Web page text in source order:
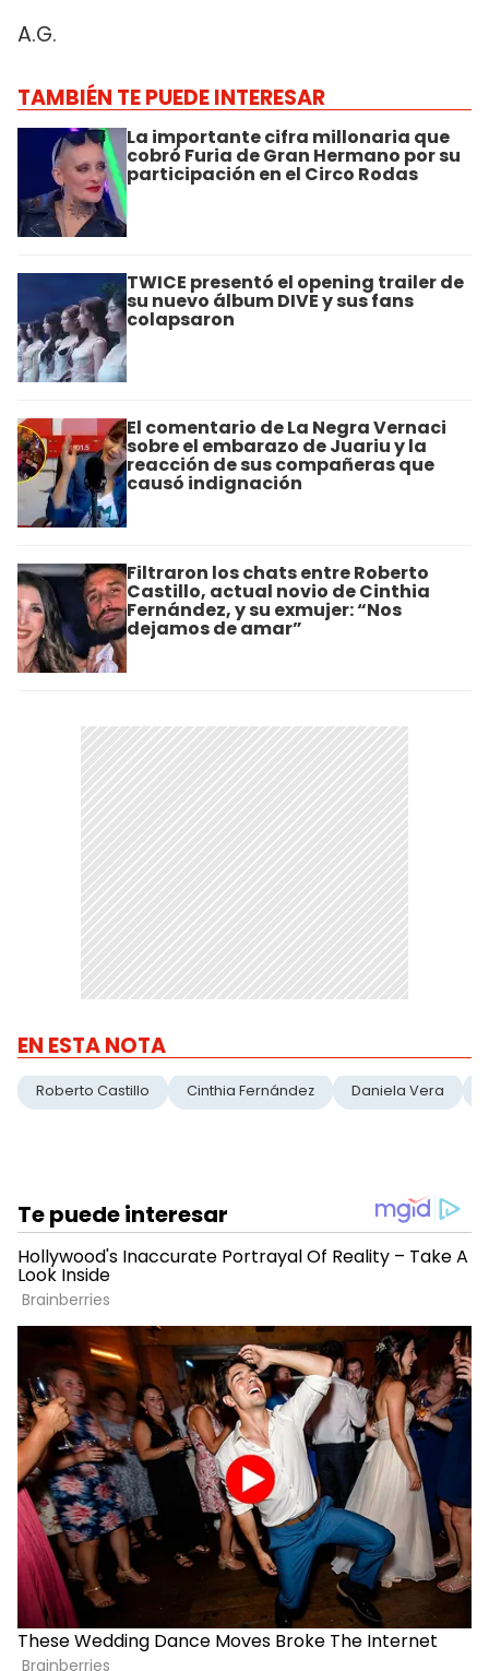
A.G.
TAMBIÉN TE PUEDE INTERESAR
La importante cifra millonaria que
cobró Furia de Gran Hermano por su
participación en el Circo Rodas
TWICE presentó el opening trailer de
su nuevo álbum DIVE y sus fans
colapsaron
El comentario de La Negra Vernaci
sobre el embarazo de Juariu y la
reacción de sus compañeras que
causó indignación
Filtraron los chats entre Roberto
Castillo, actual novio de Cinthia
Fernández, y su exmujer: “Nos
dejamos de amar”
EN ESTA NOTA
Roberto Castillo Cinthia Fernández Daniela Vera